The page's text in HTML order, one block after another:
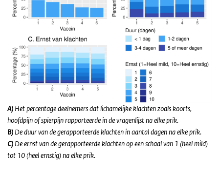
A) Het percentage deelnemers dat lichamelijke klachten zoals koorts,
hoofdpijn of spierpijn rapporteerde in de vragenlijst na elke prik.
B) De duur van de gerapporteerde klachten in aantal dagen na elke prik.
C) De ernst van de gerapporteerde klachten op een schaal van 1 (heel mild)
tot 10 (heel ernstig) na elke prik.